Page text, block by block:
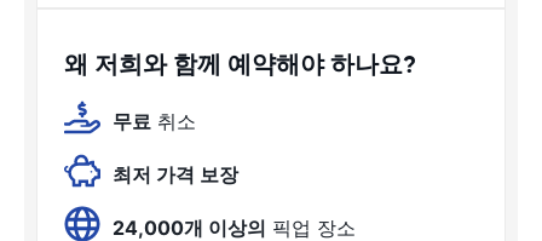
왜 저희와 함께 예약해야 하나요?
무료 취소
최저 가격 보장
24,000개 이상의 픽업 장소